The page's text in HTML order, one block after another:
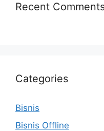
Recent
Categories
Bisnis
Bisnis Offline